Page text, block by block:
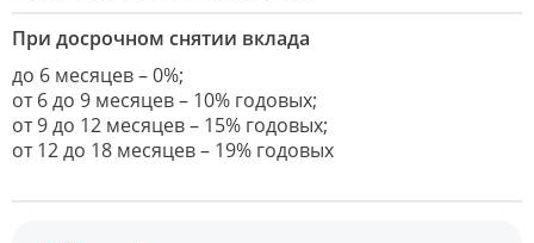
При досрочном снятии вклада
до 6 месяцев – 0%;
от 6 до 9 месяцев – 10% годовых;
от 9 до 12 месяцев – 15% годовых;
от 12 до 18 месяцев – 19% годовых